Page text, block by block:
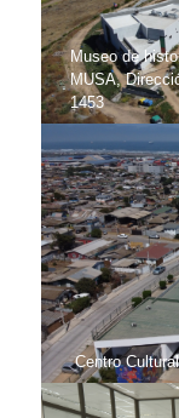
Museo de
MUSA,
1453
Centro